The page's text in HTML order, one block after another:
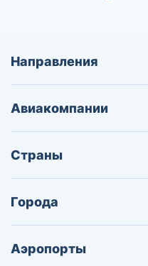
Направления
Авиакомпании
Страны
Города
Аэропорты